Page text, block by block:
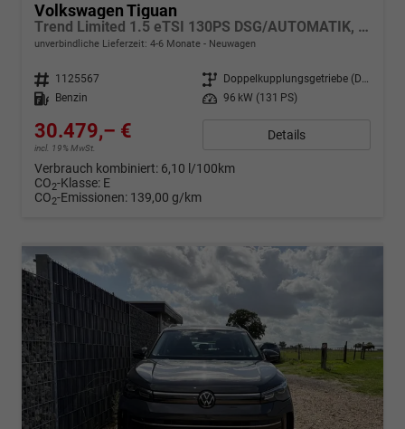
Volkswagen Tiguan
Trend Limited 1.5 eTSI 130PS DSG/AUTOMATIK, 17" Alu, ACC-Tempomat, LED-Scheinwerfer, Parksensoren vo/hi, Rückfahrkamera, Digital Cockpit Pro, Radio Ready2Discover 12,9" + App-Connect, Climatronic, M-Lederlenkrad, Dachreling
unverbindliche Lieferzeit: 4-6 Monate Neuwagen
Fahrzeugnr. 1125567 Getriebe
Doppelkupplungsgetriebe (DSG)
Kraftstoff
Benzin Leistung 96 kW (131 PS)
30.479,– €
incl. 19% MwSt.
Details
Verbrauch kombiniert: 6,10 l/100km
CO2-Klasse: E
CO2-Emissionen: 139,00 g/km